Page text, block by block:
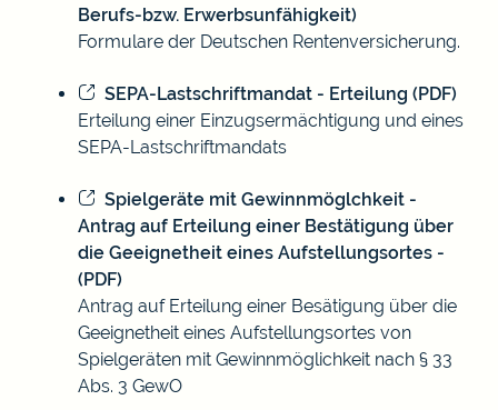
Berufs-bzw. Erwerbsunfähigkeit)
Formulare der Deutschen Rentenversicherung.
SEPA-Lastschriftmandat - Erteilung (PDF)
Erteilung einer Einzugsermächtigung und eines
SEPA-Lastschriftmandats
Spielgeräte mit Gewinnmöglchkeit -
Antrag auf Erteilung einer Bestätigung über
die Geeignetheit eines Aufstellungsortes -
(PDF)
Antrag auf Erteilung einer Besätigung über die
Geeignetheit eines Aufstellungsortes von
Spielgeräten mit Gewinnmöglichkeit nach § 33
Abs. 3 GewO